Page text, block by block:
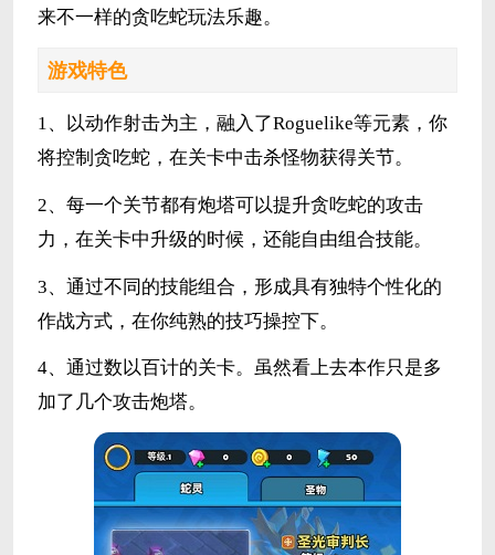
来不一样的贪吃蛇玩法乐趣。
游戏特色
1、以动作射击为主，融入了Roguelike等元素，你
将控制贪吃蛇，在关卡中击杀怪物获得关节。
2、每一个关节都有炮塔可以提升贪吃蛇的攻击
力，在关卡中升级的时候，还能自由组合技能。
3、通过不同的技能组合，形成具有独特个性化的
作战方式，在你纯熟的技巧操控下。
4、通过数以百计的关卡。虽然看上去本作只是多
加了几个攻击炮塔。